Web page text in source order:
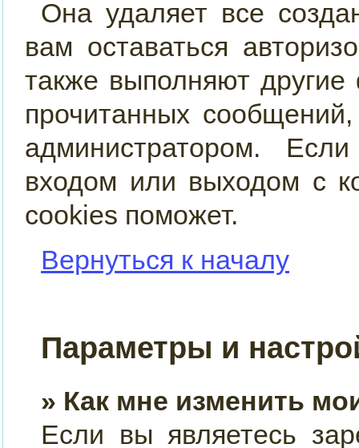
Она удаляет все
вам оставаться
также выполняют другие
прочитанных
администратором.
входом или выходом с
cookies поможет.
Вернуться к началу
Параметры и
» Как мне изменить
Если вы являетесь